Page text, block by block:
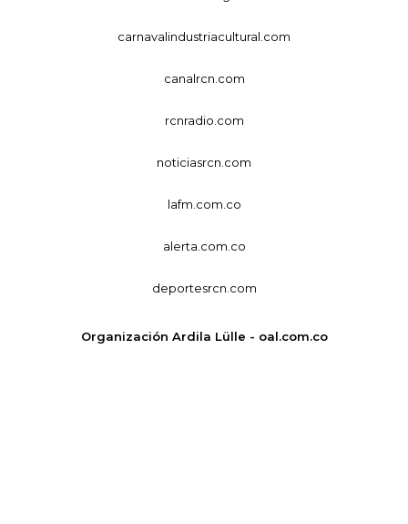
carnavalindustriacultural.com
canalrcn.com
rcnradio.com
noticiasrcn.com
lafm.com.co
alerta.com.co
deportesrcn.com
Organización Ardila Lülle - oal.com.co